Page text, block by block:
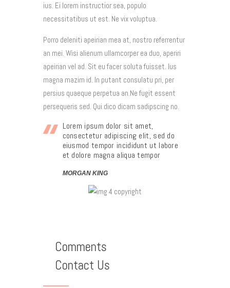
ius. Ei lorem instructior sea, populo
necessitatibus ut est. Ne vix voluptua.
Porro deleniti apeirian mea at, nostro referrentur
an mei. Wisi alienum ullamcorper ea duo, aperiri
apeirian vel ad. Sit eu facer soluta fuisset. Ius
magna mazim id. In putant consulatu pri, per
persius quaeque perpetua an.Ne fugit essent
persequeris sed. Qui dico dicam sadipscing no.
Lorem ipsum dolor sit amet,
consectetur adipiscing elit, sed do
eiusmod tempor incididunt ut labore
et dolore magna aliqua tempor
MORGAN KING
Comments
Contact Us